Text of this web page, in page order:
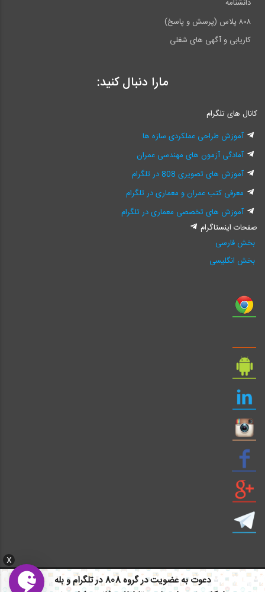
X
دعوت به عضویت در گروه 808 در تلگرام و بله
دانشنامه
۸۰۸ پلاس (پرسش و پاسخ)
کاریابی و آگهی های شغلی
مارا دنبال کنید:
کانال های تلگرام
آموزش طراحی عملکردی سازه ها
آمادگی آزمون های مهندسی عمران
آموزش های تصویری 808 در تلگرام
معرفی کتب عمران و معماری در تلگرام
آموزش های تخصصی معماری در تلگرام
صفحات اینستاگرام
بخش فارسی
بخش انگلیسی
ایمیل: info civil808.com | ایمیل: saze808 gmail.com